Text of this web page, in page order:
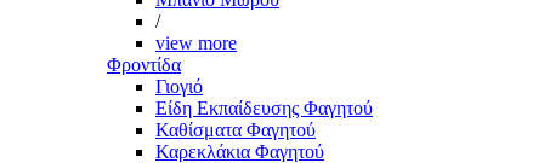
/
view more
Φροντίδα
Γιογιό
Είδη Εκπαίδευσης Φαγητού
Καθίσματα Φαγητού
Καρεκλάκια Φαγητού